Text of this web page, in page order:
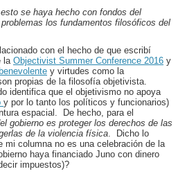
se haya hecho con fondos del
los fundamentos filosóficos del
con el hecho de que escribí
la Objectivist Summer Conference 2016 y
y virtudes como la
propias de la filosofía objetivista.
identifica que el objetivismo no apoya
y por lo tanto los políticos y funcionarios)
espacial. De hecho, para el
gobierno es proteger los derechos de las
de la violencia física. Dicho lo
mi columna no es una celebración de la
haya financiado Juno con dinero
impuestos)?